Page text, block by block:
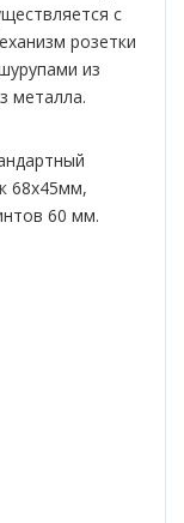
с
розетки
из
металла.
68х45мм,
60 мм.